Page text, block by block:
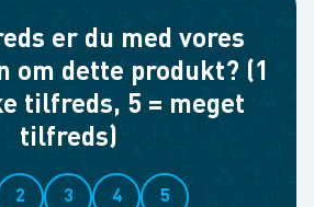
er du med vores
om dette produkt? (1
tilfreds, 5 = meget
tilfreds)
2 3 4 5